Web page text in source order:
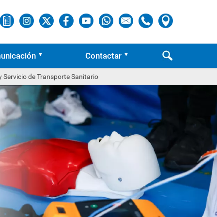
Contactar
Servicio de Transporte Sanitario